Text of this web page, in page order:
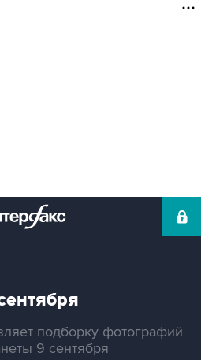
подборку фотографий
9 сентября